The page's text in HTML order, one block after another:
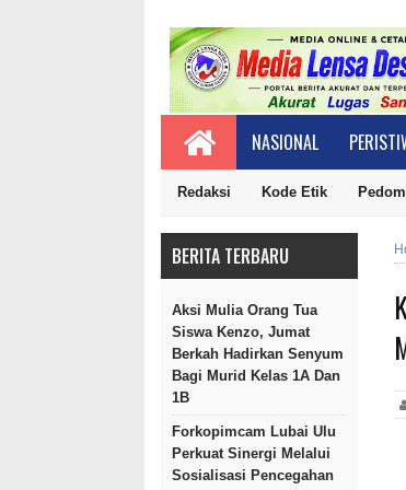
NASIONAL
Redaksi Kode Etik
BERITA TERBARU
Aksi Mulia Orang Tua
Siswa Kenzo, Jumat
Berkah Hadirkan Senyum
Bagi Murid Kelas 1A Dan
1B
Forkopimcam Lubai Ulu
Perkuat Sinergi Melalui
Sosialisasi Pencegahan